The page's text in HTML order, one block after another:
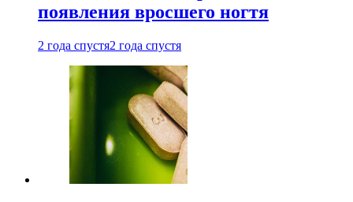
появления вросшего ногтя
2 года спустя2 года спустя